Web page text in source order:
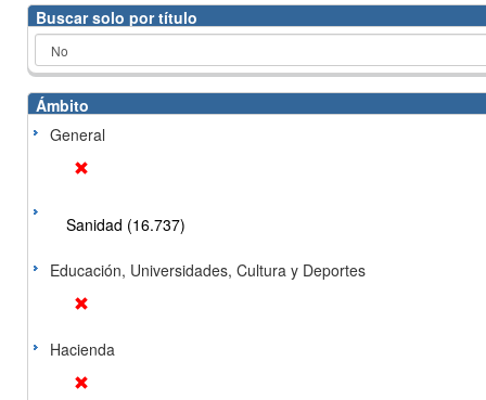
Buscar solo por título
Ámbito
General
Sanidad (16.737)
Educación, Universidades, Cultura y Deportes
Hacienda